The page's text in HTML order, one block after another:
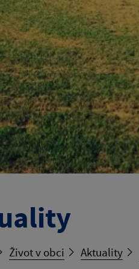
Život v obci Aktuality